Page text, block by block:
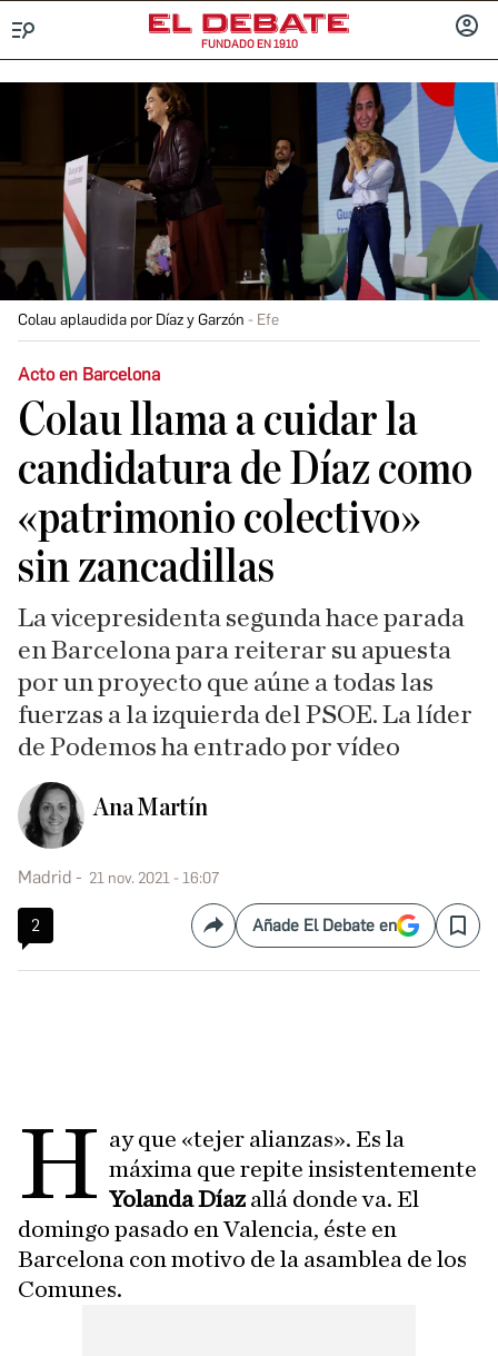
FUNDADO EN 1910
Colau aplaudida por Díaz y Garzón Efe
Acto en Barcelona
Colau llama a cuidar la
candidatura de Díaz como
«patrimonio colectivo»
sin zancadillas
La vicepresidenta segunda hace parada
en Barcelona para reiterar su apuesta
por un proyecto que aúne a todas las
fuerzas a la izquierda del PSOE. La líder
de Podemos ha entrado por vídeo
Ana Martín
Madrid 21 nov. 2021 - 16:07
2 CompartirAñade El Debate en Save
H ay que «tejer alianzas». Es la
máxima que repite insistentemente
Yolanda Díazallá donde va. El
domingo pasado en Valencia, éste en
Barcelona con motivo de la asamblea de los
Comunes.